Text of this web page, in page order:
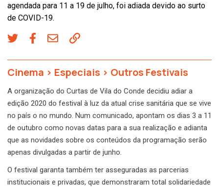
agendada para 11 a 19 de julho, foi adiada devido ao surto
de COVID-19.
Cinema > Especiais > Outros Festivais
A organização do Curtas de Vila do Conde decidiu adiar a
edição 2020 do festival à luz da atual crise sanitária que se vive
no país o no mundo. Num comunicado, apontam os dias 3 a 11
de outubro como novas datas para a sua realização e adianta
que as novidades sobre os conteúdos da programação serão
apenas divulgadas a partir de junho.
O festival garanta também ter asseguradas as parcerias
institucionais e privadas, que demonstraram total solidariedade